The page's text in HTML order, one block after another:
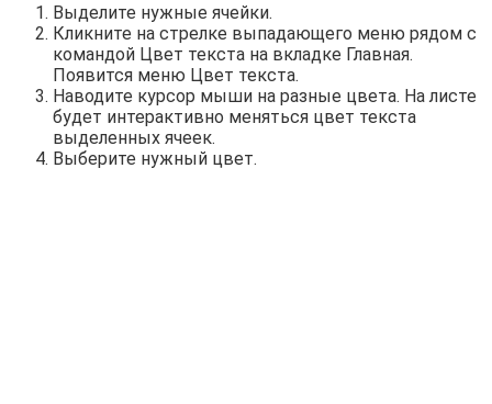
Выделите нужные ячейки.
Кликните на стрелке выпадающего меню рядом с
командой Цвет текста на вкладке Главная.
Появится меню Цвет текста.
Наводите курсор мыши на разные цвета. На листе
будет интерактивно меняться цвет текста
выделенных ячеек.
Выберите нужный цвет.